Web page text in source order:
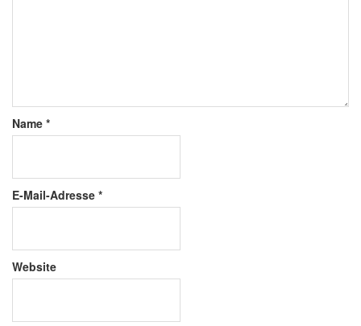
Name *
E-Mail-Adresse *
Website